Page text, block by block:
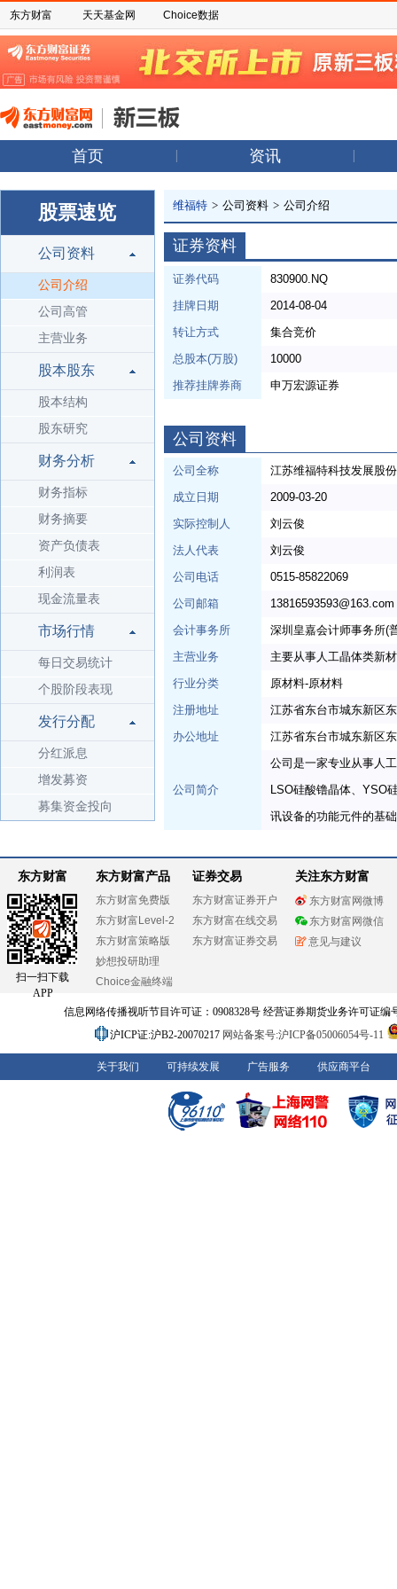
东方财富 天天基金网 Choice数据
首页 资讯
股票速览
公司资料
公司介绍
公司高管
主营业务
股本股东
股本结构
股东研究
财务分析
财务指标
财务摘要
资产负债表
利润表
现金流量表
市场行情
每日交易统计
个股阶段表现
发行分配
分红派息
增发募资
募集资金投向
维福特 > 公司资料 > 公司介绍
证券资料
证券代码
830900.NQ
挂牌日期
2014-08-04
转让方式
集合竞价
总股本(万股)
10000
推荐挂牌券商
申万宏源证券
公司资料
公司全称
江苏维福特科技发展股
成立日期
2009-03-20
实际控制人
刘云俊
法人代表
刘云俊
公司电话
0515-85822069
公司邮箱
13816593593@163.com
会计事务所
深圳皇嘉会计师事务所(
主营业务
主要从事人工晶体类新
行业分类
原材料-原材料
注册地址
江苏省东台市城东新区
办公地址
江苏省东台市城东新区
公司简介
公司是一家专业从事人
LSO硅酸镥晶体、YSO
讯设备的功能元件的基
东方财富
扫一扫下载
APP
东方财富产品
东方财富免费版
东方财富Level-2
东方财富策略版
妙想投研助理
Choice金融终端
证券交易
东方财富证券开户
东方财富在线交易
东方财富证券交易
关注东方财富
东方财富网微博
东方财富网微信
意见与建议
信息网络传播视听节目许可证：0908328号 经营证券期货业务许可证编
沪ICP证:沪B2-20070217 网站备案号:沪ICP备05006054号-11
关于我们 可持续发展 广告服务 供应商平台